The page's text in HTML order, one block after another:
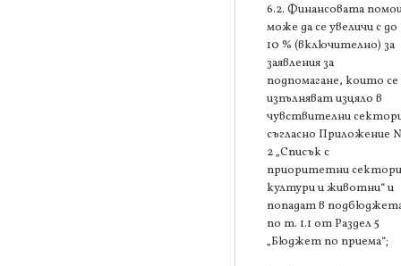
6.2. Финансовата
може да се увеличи с до
10 % (включително) за
заявления за
подпомагане, които се
изпълняват изцяло в
чувствителни
съгласно Приложение
2 „Списък с
приоритетни
култури и животни“ и
попадат в
по т. 1.1 от Раздел 5
„Бюджет по приема“;